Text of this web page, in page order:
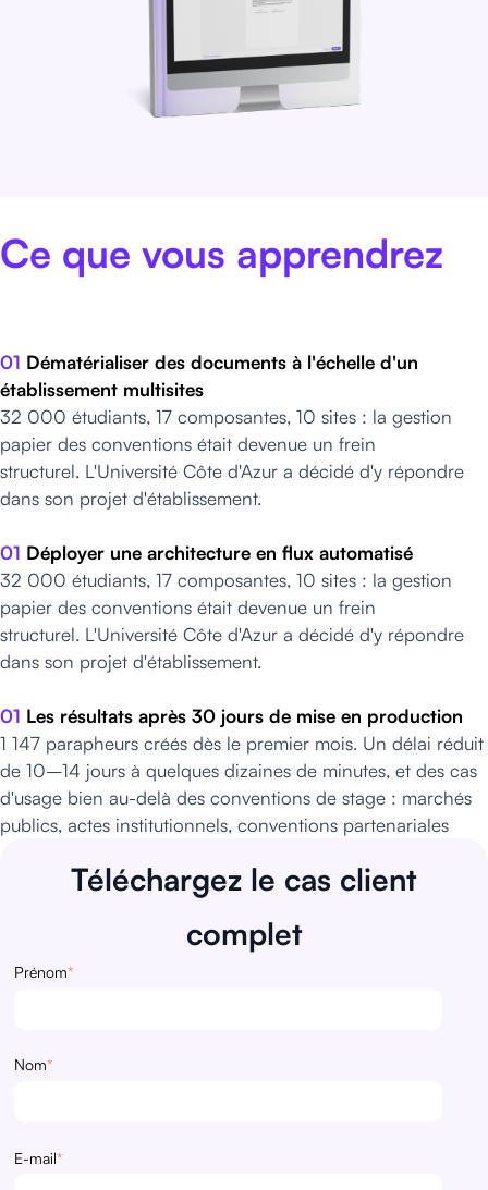
Ce que vous apprendrez
01 Dématérialiser des documents à l'échelle d'un
établissement multisites
32 000 étudiants, 17 composantes, 10 sites : la gestion
papier des conventions était devenue un frein
structurel. L'Université Côte d'Azur a décidé d'y répondre
dans son projet d'établissement.
01 Déployer une architecture en flux automatisé
32 000 étudiants, 17 composantes, 10 sites : la gestion
papier des conventions était devenue un frein
structurel. L'Université Côte d'Azur a décidé d'y répondre
dans son projet d'établissement.
01 Les résultats après 30 jours de mise en production
1 147 parapheurs créés dès le premier mois. Un délai réduit
de 10–14 jours à quelques dizaines de minutes, et des cas
d'usage bien au-delà des conventions de stage : marchés
publics, actes institutionnels, conventions partenariales
Téléchargez le cas client
complet
Prénom*
Nom*
E-mail*